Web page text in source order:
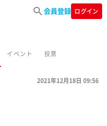
会員登録 ログイン
イベント 投票
2021年12月18日 09:56